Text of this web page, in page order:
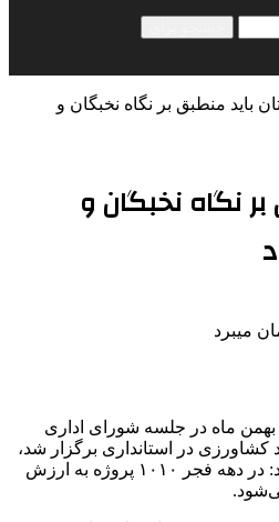
باید منطبق بر نگاه نخبگان و
نگاه نخبگان و
ماه در جلسه شورای اداری
کشاورزی در استانداری برگزار شد،
با تبریک ایام دهه فجر بیان کرد: در دهه فجر ۱۰۱۰ پروژه به ارزش